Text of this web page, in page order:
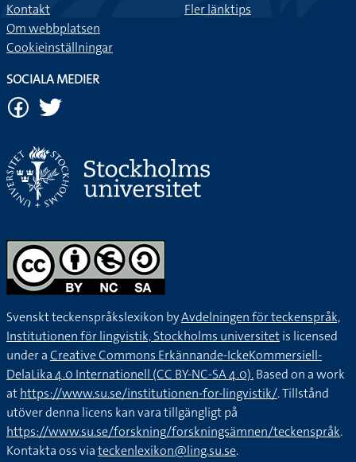
Vilken är din läkarmottagning?
Nu går räntan ner. Jag måste kolla på internet vilken bank
Vilken känd person avgudar du?
På många av sakerna i en leksaksaffär kan man se till vilken
åldersgrupp leksaken passar.
Är min tröja grön? Jag har svårt att se det på grund av att
jag är färgblind.
Vilken färg gillar du bäst?
Det finns kurser man kan delta i för att få syn på sina egna
Kontakt
Om webbplatsen
Cookieinställningar
Fler länktips
SOCIALA MEDIER
Svenskt teckenspråkslexikon byAvdelningen för teckenspråk,
Institutionen för lingvistik, Stockholms universitetis licensed
under aCreative Commons Erkännande-IckeKommersiell-
DelaLika 4.0 Internationell (CC BY-NC-SA 4.0).Based on a work
athttps://www.su.se/institutionen-for-lingvistik/. Tillstånd
utöver denna licens kan vara tillgängligt på
https://www.su.se/forskning/forskningsämnen/teckenspråk.
Kontakta oss viateckenlexikon@ling.su.se.